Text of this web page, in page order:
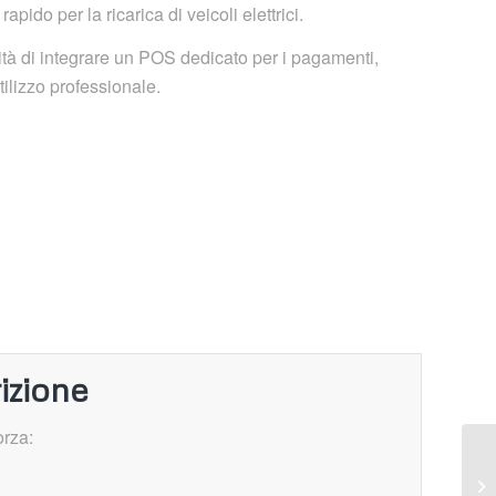
per la ricarica di veicoli elettrici.
di integrare un POS dedicato per i pagamenti,
professionale.